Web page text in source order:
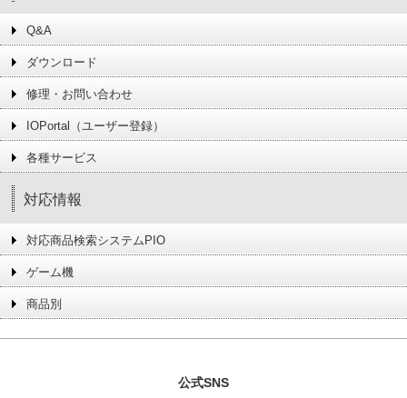
Q&A
ダウンロード
修理・お問い合わせ
IOPortal（ユーザー登録）
各種サービス
対応情報
対応商品検索システムPIO
ゲーム機
商品別
公式SNS